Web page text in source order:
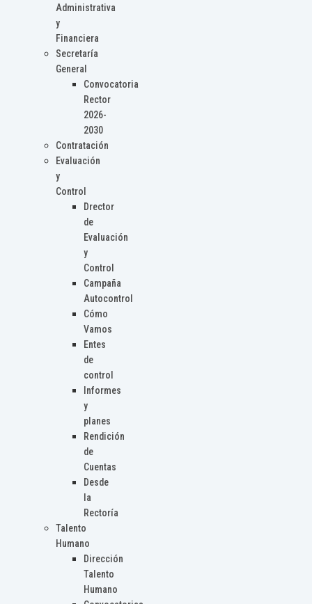
Administrativa
y
Financiera
Secretaría
General
Convocatoria
Rector
2026-
2030
Contratación
Evaluación
y
Control
Drector
de
Evaluación
y
Control
Campaña
Autocontrol
Cómo
Vamos
Entes
de
control
Informes
y
planes
Rendición
de
Cuentas
Desde
la
Rectoría
Talento
Humano
Dirección
Talento
Humano